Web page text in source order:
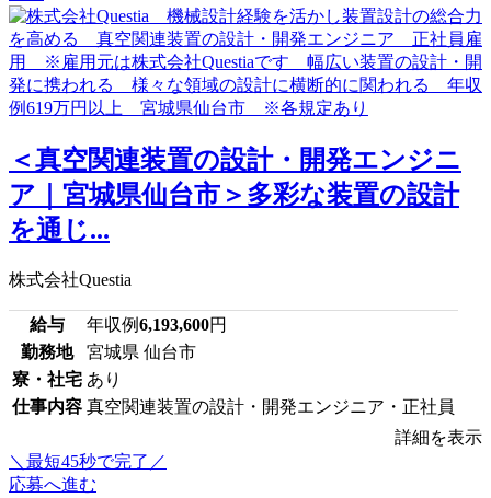
＜真空関連装置の設計・開発エンジニ
ア｜宮城県仙台市＞多彩な装置の設計
を通じ...
株式会社Questia
給与 年収例6,193,600円
勤務地
宮城県 仙台市
寮・社宅 あり
仕事内容 真空関連装置の設計・開発エンジニア・正社員
詳細を表示
＼最短45秒で完了／
応募へ進む